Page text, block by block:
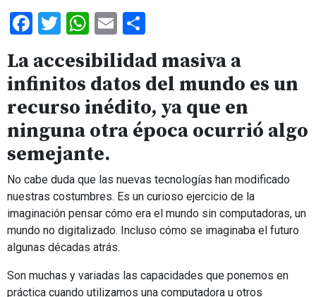
Facebook
Twitter
WhatsApp
Email
La accesibilidad masiva a
infinitos datos del mundo es un
recurso inédito, ya que en
ninguna otra época ocurrió algo
semejante.
No cabe duda que las nuevas tecnologías han modificado
nuestras costumbres. Es un curioso ejercicio de la
imaginación pensar cómo era el mundo sin computadoras, un
mundo no digitalizado. Incluso cómo se imaginaba el futuro
algunas décadas atrás.
Son muchas y variadas las capacidades que ponemos en
práctica cuando utilizamos una computadora u otros